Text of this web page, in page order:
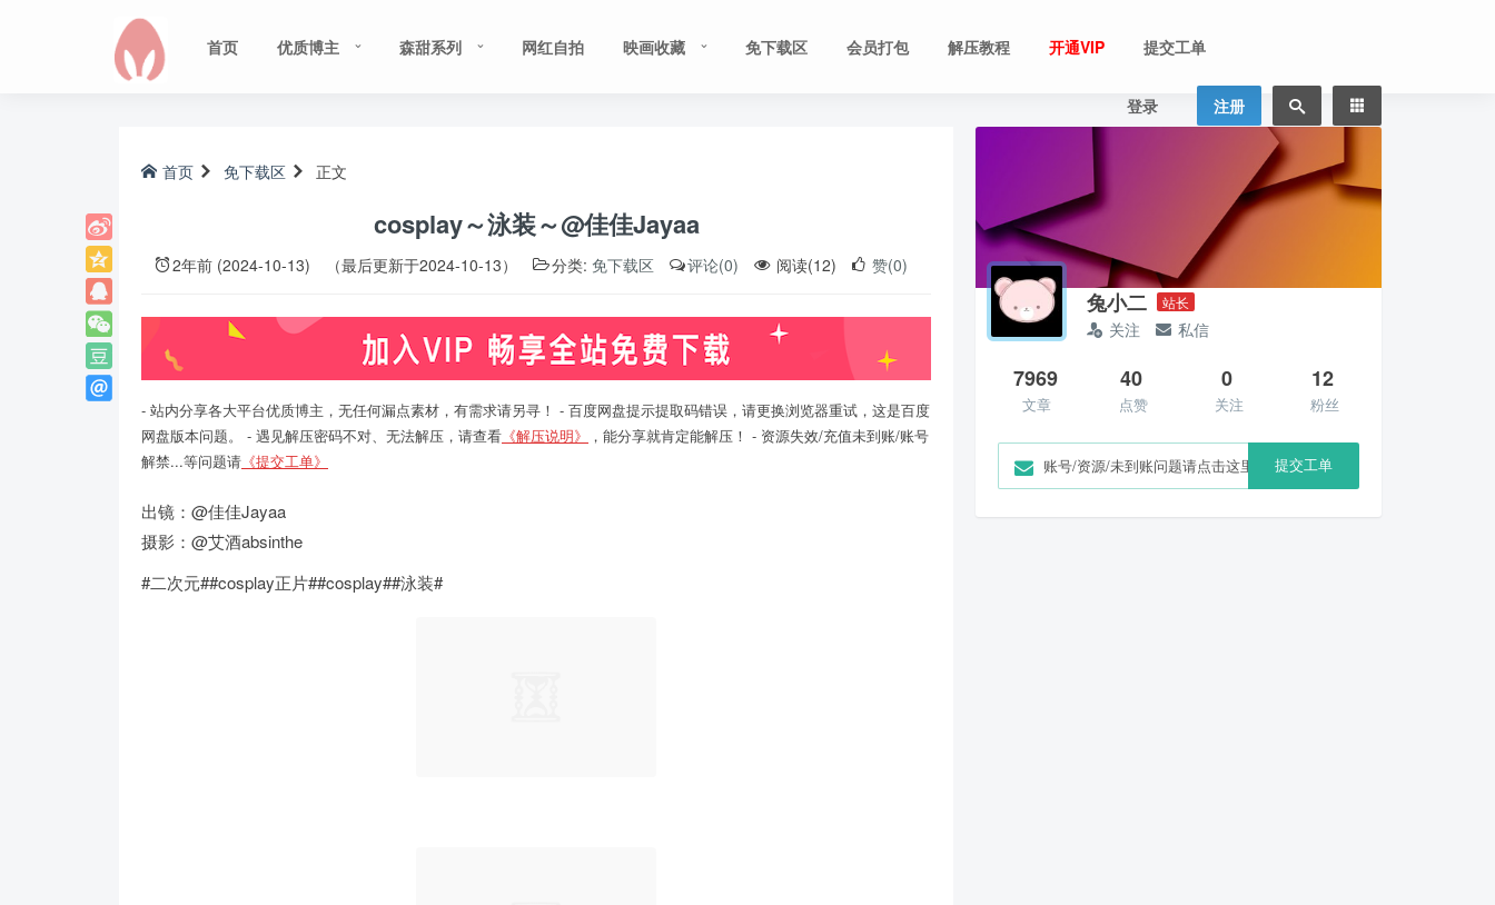
首页 优质博主 森甜系列 网红自拍 映画收藏 免下载区 会员打包 解压教程 开通VIP 提交工单
登录 注册
首页 免下载区 正文
cosplay～泳装～@佳佳Jayaa
2年前 (2024-10-13) （最后更新于2024-10-13） 分类: 免下载区 评论(0) 阅读(12) 赞(0)
- 站内分享各大平台优质博主，无任何漏点素材，有需求请另寻！ - 百度网盘提示提取码错误，请更换浏览器重试，这是百度
网盘版本问题。 - 遇见解压密码不对、无法解压，请查看 《解压说明》
，能分享就肯定能解压！ - 资源失效/充值未到账/账号
解禁...等问题请 《提交工单》
出镜：@佳佳Jayaa
摄影：@艾酒absinthe
#二次元##cosplay正片##cosplay##泳装# ​​​
兔小二 站长
关注 私信
7969
文章
40
点赞
0
关注
12
粉丝
账号/资源/未到账问题请点击这里 提交工单